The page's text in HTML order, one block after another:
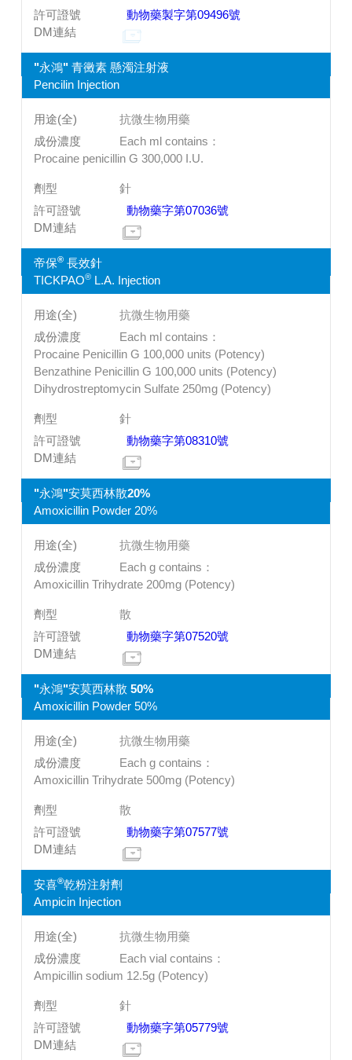
動物藥製字第09496號
"永鴻" 青黴素 懸濁注射液
Pencilin Injection
抗微生物用藥
Each ml contains：
Procaine penicillin G 300,000 I.U.
針
動物藥字第07036號
帝保®長效針
TICKPAO®L.A. Injection
抗微生物用藥
Each ml contains：
Procaine Penicillin G 100,000 units (Potency)
Benzathine Penicillin G 100,000 units (Potency)
Dihydrostreptomycin Sulfate 250mg (Potency)
針
動物藥字第08310號
"永鴻"安莫西林散20%
Amoxicillin Powder 20%
抗微生物用藥
Each g contains：
Amoxicillin Trihydrate 200mg (Potency)
散
動物藥字第07520號
"永鴻"安莫西林散 50%
Amoxicillin Powder 50%
抗微生物用藥
Each g contains：
Amoxicillin Trihydrate 500mg (Potency)
散
動物藥字第07577號
安喜®乾粉注射劑
Ampicin Injection
抗微生物用藥
Each vial contains：
Ampicillin sodium 12.5g (Potency)
針
動物藥字第05779號